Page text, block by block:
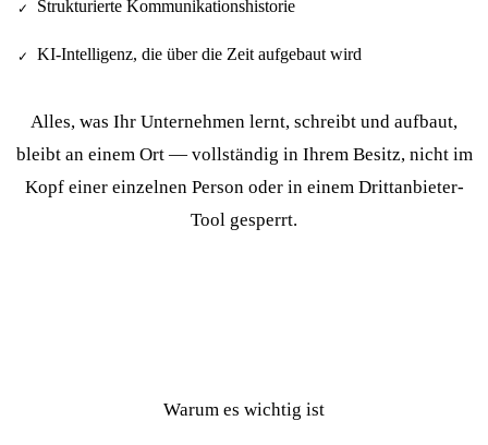
✓ Strukturierte Kommunikationshistorie
✓ KI-Intelligenz, die über die Zeit aufgebaut wird
Alles, was Ihr Unternehmen lernt, schreibt und aufbaut,
bleibt an einem Ort — vollständig in Ihrem Besitz, nicht im
Kopf einer einzelnen Person oder in einem Drittanbieter-
Tool gesperrt.
Warum es wichtig ist